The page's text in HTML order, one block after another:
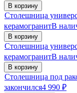
В корзину
Столешница
керамогранитВ
В корзину
Столешница
керамогранитВ
В корзину
Столешница под
закончился4 990 ₽